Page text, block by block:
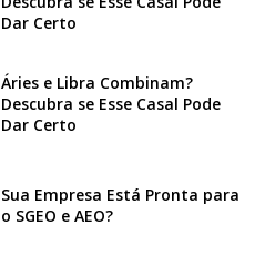
Dar Certo
Áries e Libra Combinam?
Descubra se Esse Casal Pode
Dar Certo
Sua Empresa Está Pronta para
o SGEO e AEO?